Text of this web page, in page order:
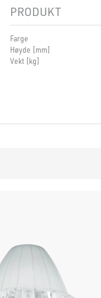
PRODUKT
Farge
Høyde [mm]
Vekt [kg]